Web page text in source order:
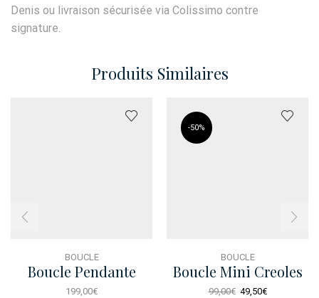
Denis ou livraison sécurisée via Colissimo contre
signature.
Produits Similaires
BOUCLE
Boucle Pendante
Cercle Perle
199,00€
-50%
BOUCLE
Boucle Mini Creoles
Marquise
99,00€ Le
49,50€Le